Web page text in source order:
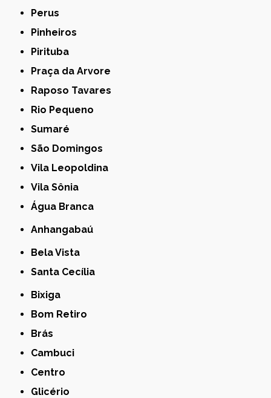
Perus
Pinheiros
Pirituba
Praça da Arvore
Raposo Tavares
Rio Pequeno
Sumaré
São Domingos
Vila Leopoldina
Vila Sônia
Água Branca
Anhangabaú
Bela Vista
Santa Cecília
Bixiga
Bom Retiro
Brás
Cambuci
Centro
Glicério